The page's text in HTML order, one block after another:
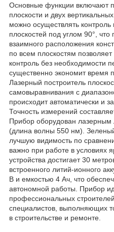
Основные функции включают
плоскости и двух
можно осуществлять контроль
плоскостей под углом 90°, что
взаимного расположения
по всем плоскостям
контроль без необходимости
существенно экономит время
Лазерный построитель
самовыравнивания с
происходит автоматически и
Точность измерений
Прибор оборудован
(длина волны 550 нм).
лучшую видимость по
важно при работе в условиях
устройства достигает 30
встроенного литий-ионного
В и емкостью 4 Ач, что
автономной работы. Прибор
профессиональных
специалистов, выполняющих
в строительстве и ремонте.